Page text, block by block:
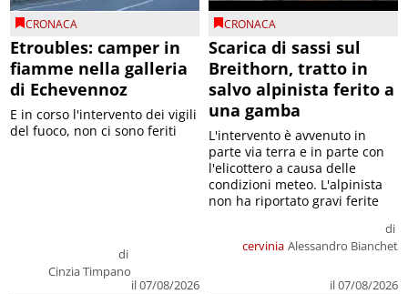
CRONACA
Etroubles: camper in
fiamme nella galleria
di Echevennoz
di
Cinzia Timpano
il 07/08/2026
E in corso l'intervento dei vigili
del fuoco, non ci sono feriti
CRONACA
Scarica di sassi sul
Breithorn, tratto in
salvo alpinista ferito a
una gamba
cervinia
di
Alessandro Bianchet
il 07/08/2026
L'intervento è avvenuto in
parte via terra e in parte con
l'elicottero a causa delle
condizioni meteo. L'alpinista
non ha riportato gravi ferite